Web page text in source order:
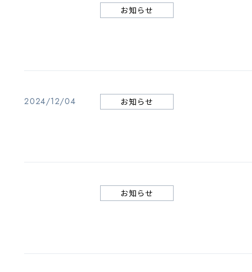
お知らせ
2024/12/04 お知らせ
お知らせ